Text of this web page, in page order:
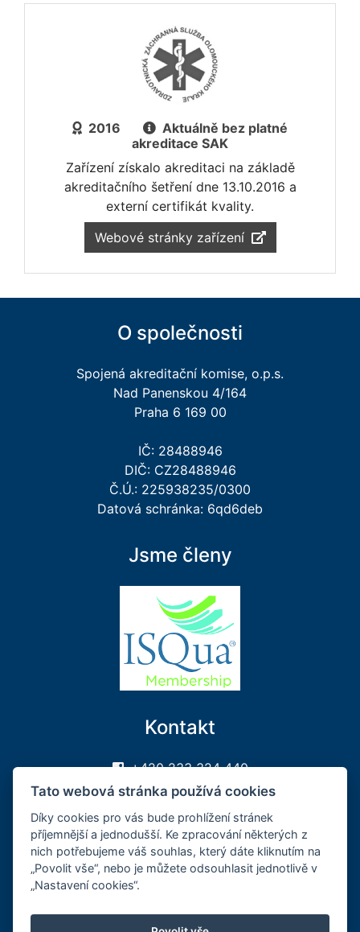
2016
Aktuálně bez platné
akreditace SAK
Zařízení získalo akreditaci na základě
akreditačního šetření dne 13.10.2016 a
externí certifikát kvality.
Webové stránky zařízení
O společnosti
Spojená akreditační komise, o.p.s.
Nad Panenskou 4/164
Praha 6 169 00
IČ: 28488946
DIČ: CZ28488946
Č.Ú.: 225938235/0300
Datová schránka: 6qd6deb
Jsme členy
Kontakt
+420 233 324 440
sekretariat@sakcr.cz
Může se vám hodit
Registrace
Tato webová stránka používá cookies
Díky cookies pro vás bude prohlížení stránek
příjemnější a jednodušší. Ke zpracování některých z
nich potřebujeme váš souhlas, který dáte kliknutím na
„Povolit vše“, nebo je můžete odsouhlasit jednotlivě v
„Nastavení cookies“.